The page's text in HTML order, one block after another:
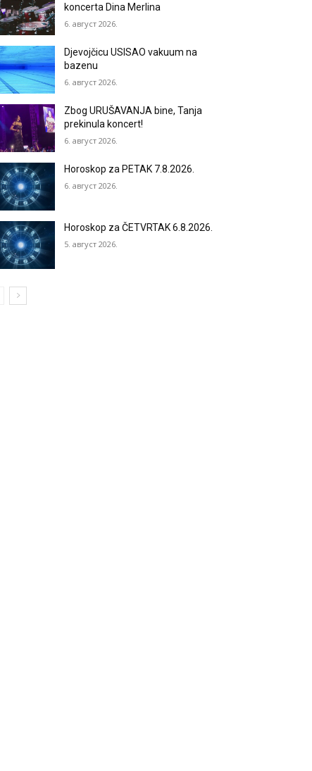
koncerta Dina Merlina
6. август 2026.
Djevojčicu USISAO vakuum na
bazenu
6. август 2026.
Zbog URUŠAVANJA bine, Tanja
prekinula koncert!
6. август 2026.
Horoskop za PETAK 7.8.2026.
6. август 2026.
Horoskop za ČETVRTAK 6.8.2026.
5. август 2026.